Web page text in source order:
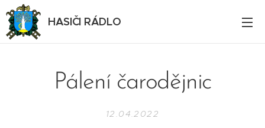
HASIČI RÁDLO
Pálení čarodějnic
12.04.2022